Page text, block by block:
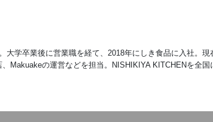
大学卒業後に営業職を経て、2018年にしき食品に入社。
Makuakeの運営などを担当。NISHIKIYA KITCHENを全国